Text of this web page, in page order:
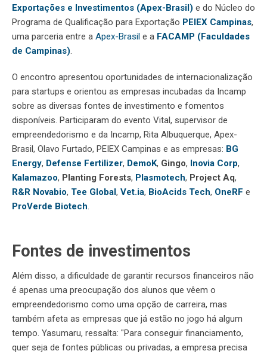
Exportações e Investimentos (Apex-Brasil) e do Núcleo do
Programa de Qualificação para Exportação PEIEX Campinas,
uma parceria entre a Apex-Brasil e a FACAMP (Faculdades
de Campinas).
O encontro apresentou oportunidades de internacionalização
para startups e orientou as empresas incubadas da Incamp
sobre as diversas fontes de investimento e fomentos
disponíveis. Participaram do evento Vital, supervisor de
empreendedorismo e da Incamp, Rita Albuquerque, Apex-
Brasil, Olavo Furtado, PEIEX Campinas e as empresas: BG
Energy, Defense Fertilizer, DemoK, Gingo, Inovia Corp,
Kalamazoo, Planting Forests, Plasmotech, Project Aq,
R&R Novabio, Tee Global , Vet.ia, BioAcids Tech, OneRF e
ProVerde Biotech.
Fontes de investimentos
Além disso, a dificuldade de garantir recursos financeiros não
é apenas uma preocupação dos alunos que vêem o
empreendedorismo como uma opção de carreira, mas
também afeta as empresas que já estão no jogo há algum
tempo. Yasumaru, ressalta: "Para conseguir financiamento,
quer seja de fontes públicas ou privadas, a empresa precisa